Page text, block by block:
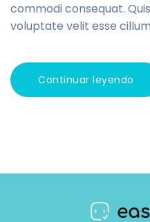
commodi consequat.
voluptate velit esse
Continuar leyendo